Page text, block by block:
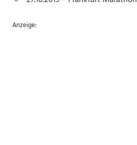
Anzeige: